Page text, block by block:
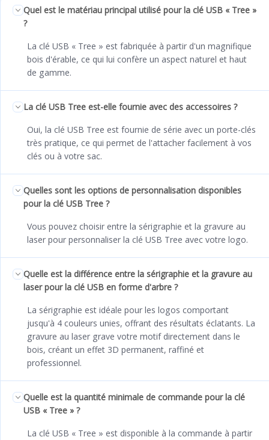
Quel est le matériau principal utilisé pour la clé USB « Tree »
?
La clé USB « Tree » est fabriquée à partir d'un magnifique
bois d'érable, ce qui lui confère un aspect naturel et haut
de gamme.
La clé USB Tree est-elle fournie avec des accessoires ?
Oui, la clé USB Tree est fournie de série avec un porte-clés
très pratique, ce qui permet de l'attacher facilement à vos
clés ou à votre sac.
Quelles sont les options de personnalisation disponibles
pour la clé USB Tree ?
Vous pouvez choisir entre la sérigraphie et la gravure au
laser pour personnaliser la clé USB Tree avec votre logo.
Quelle est la différence entre la sérigraphie et la gravure au
laser pour la clé USB en forme d'arbre ?
La sérigraphie est idéale pour les logos comportant
jusqu'à 4 couleurs unies, offrant des résultats éclatants. La
gravure au laser grave votre motif directement dans le
bois, créant un effet 3D permanent, raffiné et
professionnel.
Quelle est la quantité minimale de commande pour la clé
USB « Tree » ?
La clé USB « Tree » est disponible à la commande à partir